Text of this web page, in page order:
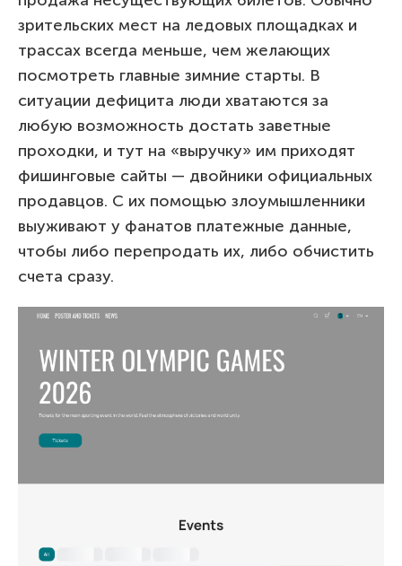
зрительских мест на ледовых площадках и
трассах всегда меньше, чем желающих
посмотреть главные зимние старты. В
ситуации дефицита люди хватаются за
любую возможность достать заветные
проходки, и тут на «выручку» им приходят
фишинговые сайты — двойники официальных
продавцов. С их помощью злоумышленники
выуживают у фанатов платежные данные,
чтобы либо перепродать их, либо обчистить
счета сразу.